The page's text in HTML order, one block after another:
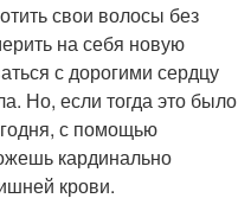
свои волосы без
на себя новую
с дорогими сердцу
Но, если тогда это было
с помощью
кардинально
крови.